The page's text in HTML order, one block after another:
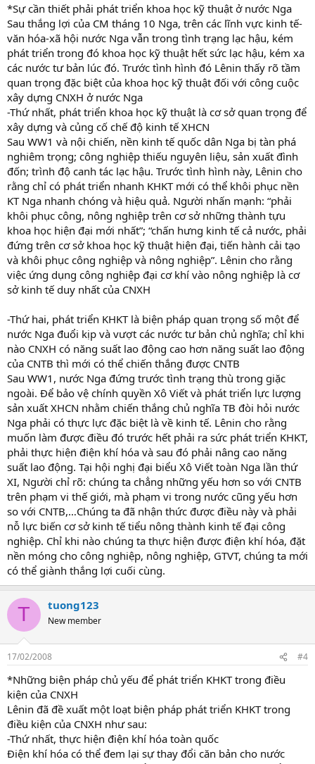
*Sự cần thiết phải phát triển khoa học kỹ thuật ở nước Nga
Sau thắng lợi của CM tháng 10 Nga, trên các lĩnh vực kinh tế-
văn hóa-xã hội nước Nga vẫn trong tình trạng lạc hậu, kém
phát triển trong đó khoa học kỹ thuật hết sức lạc hậu, kém xa
các nước tư bản lúc đó. Trước tình hình đó Lênin thấy rõ tầm
quan trọng đặc biệt của khoa học kỹ thuật đối với công cuộc
xây dựng CNXH ở nước Nga
-Thứ nhất, phát triển khoa học kỹ thuật là cơ sở quan trọng để
xây dựng và củng cố chế độ kinh tế XHCN
Sau WW1 và nội chiến, nền kinh tế quốc dân Nga bị tàn phá
nghiêm trọng; công nghiệp thiếu nguyên liệu, sản xuất đình
đốn; trình độ canh tác lạc hậu. Trước tình hình này, Lênin cho
rằng chỉ có phát triển nhanh KHKT mới có thể khôi phục nền
KT Nga nhanh chóng và hiệu quả. Người nhấn mạnh: “phải
khôi phục công, nông nghiệp trên cơ sở những thành tựu
khoa học hiện đại mới nhất”; “chấn hưng kinh tế cả nước, phải
đứng trên cơ sở khoa học kỹ thuật hiện đại, tiến hành cải tạo
và khôi phục công nghiệp và nông nghiệp”. Lênin cho rằng
việc ứng dụng công nghiệp đại cơ khí vào nông nghiệp là cơ
sở kinh tế duy nhất của CNXH
-Thứ hai, phát triển KHKT là biện pháp quan trọng số một để
nước Nga đuổi kịp và vượt các nước tư bản chủ nghĩa; chỉ khi
nào CNXH có năng suất lao động cao hơn năng suất lao động
của CNTB thì mới có thể chiến thắng được CNTB
Sau WW1, nước Nga đứng trước tình trạng thù trong giặc
ngoài. Để bảo vệ chính quyền Xô Viết và phát triển lực lượng
sản xuất XHCN nhằm chiến thắng chủ nghĩa TB đòi hỏi nước
Nga phải có thực lực đặc biệt là về kinh tế. Lênin cho rằng
muốn làm được điều đó trước hết phải ra sức phát triển KHKT,
phải thực hiện điện khí hóa và sau đó phải nâng cao năng
suất lao động. Tại hội nghị đại biểu Xô Viết toàn Nga lần thứ
XI, Người chỉ rõ: chúng ta chẳng những yếu hơn so với CNTB
trên phạm vi thế giới, mà phạm vi trong nước cũng yếu hơn
so với CNTB,…Chúng ta đã nhận thức được điều này và phải
nỗ lực biến cơ sở kinh tế tiểu nông thành kinh tế đại công
nghiệp. Chỉ khi nào chúng ta thực hiện được điện khí hóa, đặt
nền móng cho công nghiệp, nông nghiệp, GTVT, chúng ta mới
có thể giành thắng lợi cuối cùng.
T tuong123
New member
17/02/2008 #4
*Những biện pháp chủ yếu để phát triển KHKT trong điều
kiện của CNXH
Lênin đã đề xuất một loạt biện pháp phát triển KHKT trong
điều kiện của CNXH như sau:
-Thứ nhất, thực hiện điện khí hóa toàn quốc
Điện khí hóa có thể đem lại sự thay đổi căn bản cho nước